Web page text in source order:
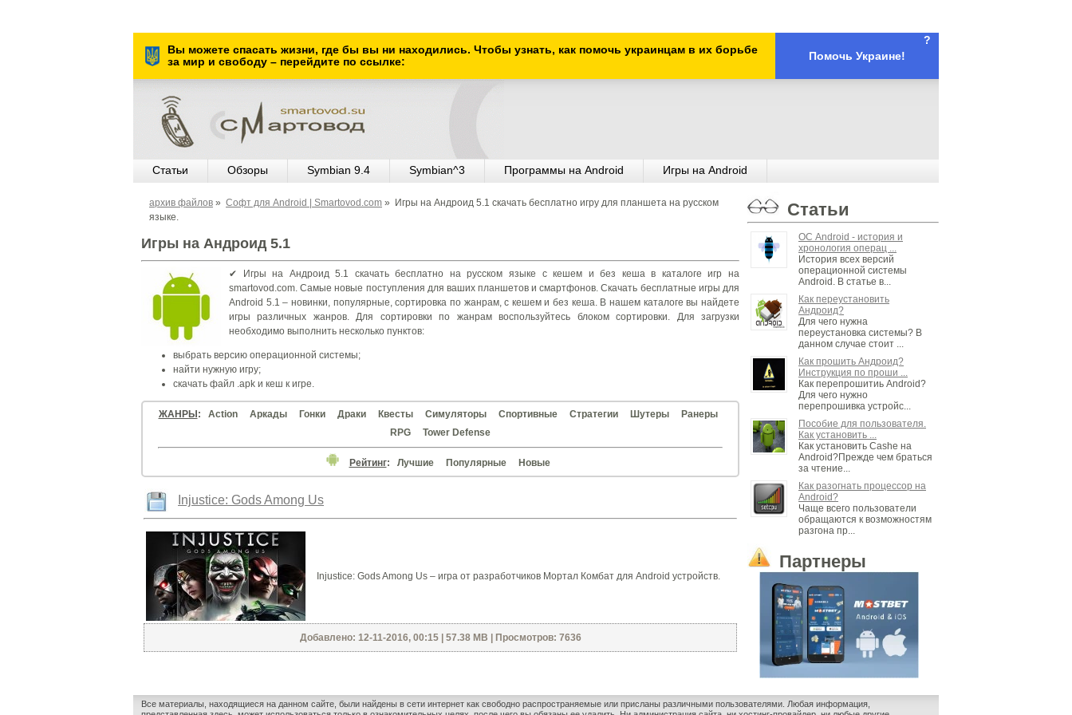
Вы можете спасать жизни, где бы вы ни находились. Чтобы узнать, как помочь украинцам в их борьбе
за мир и свободу – перейдите по ссылке:
Помочь Украине!
?
Статьи Обзоры Symbian 9.4 Symbian^3 Программы на Android Игры на Android
архив файлов » Cофт для Android | Smartovod.com »
Игры на Андроид 5.1 скачать бесплатно игру для планшета на русском
языке.
Игры на Андроид 5.1
✔ Игры на Андроид 5.1 скачать бесплатно на русском языке с кешем и без кеша в каталоге игр на
smartovod.com. Самые новые поступления для ваших планшетов и смартфонов. Скачать бесплатные игры для
Android 5.1 – новинки, популярные, сортировка по жанрам, с кешем и без кеша. В нашем каталоге вы найдете
игры различных жанров. Для сортировки по жанрам воспользуйтесь блоком сортировки. Для загрузки
необходимо выполнить несколько пунктов:
выбрать версию операционной системы;
найти нужную игру;
скачать файл .apk и кеш к игре.
ЖАНРЫ : Action Аркады Гонки Драки Квесты Симуляторы Спортивные Стратегии Шутеры
Ранеры
RPG
Tower Defense
Рейтинг: Лучшие Популярные Новые
Injustice: Gods Among Us
Injustice: Gods Among Us – игра от разработчиков Мортал Комбат для Android устройств.
Добавлено: 12-11-2016, 00:15 | 57.38 MB | Просмотров: 7636
Статьи
ОС Android - история и
хронология операц ...
История всех версий
операционной системы
Android. В статье в...
Как переустановить
Андроид?
Для чего нужна
переустановка системы? В
данном случае стоит ...
Как прошить Андроид?
Инструкция по проши ...
Как перепрошитиь Android?
Для чего нужно
перепрошивка устройс...
Пособие для пользователя.
Как установить ...
Как установить Cashe на
Android?Прежде чем браться
за чтение...
Как разогнать процессор на
Android?
Чаще всего пользователи
обращаются к возможностям
разгона пр...
Партнеры
Все материалы, находящиеся на данном сайте, были найдены в сети интернет как свободно распространяемые или присланы различными пользователями. Любая информация,